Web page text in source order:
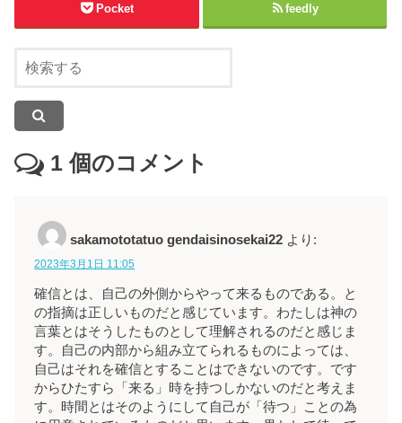
Pocket feedly
1 個のコメント
sakamototatuo gendaisinosekai22 より:
2023年3月1日 11:05
確信とは、自己の外側からやって来るものである。と
の指摘は正しいものだと感じています。わたしは神の
言葉とはそうしたものとして理解されるのだと感じま
す。自己の内部から組み立てられるものによっては、
自己はそれを確信とすることはできないのです。です
からひたすら「来る」時を持つしかないのだと考えま
す。時間とはそのようにして自己が「待つ」ことの為